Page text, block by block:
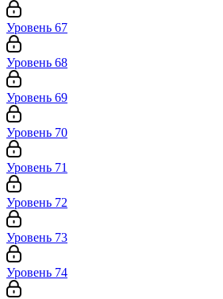
Уровень 67
Уровень 68
Уровень 69
Уровень 70
Уровень 71
Уровень 72
Уровень 73
Уровень 74